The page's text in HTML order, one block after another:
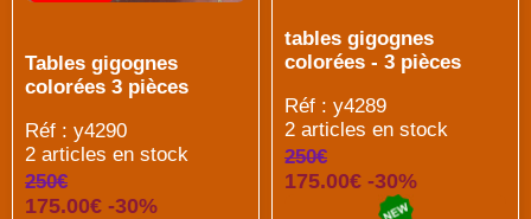
Tables gigognes
colorées 3 pièces
Réf : y4290
2 articles en stock
250€
175.00€ -30%
tables gigognes
colorées - 3 pièces
Réf : y4289
2 articles en stock
250€
175.00€ -30%